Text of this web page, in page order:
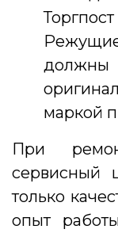
маркой
При
сервисный
только
опыт